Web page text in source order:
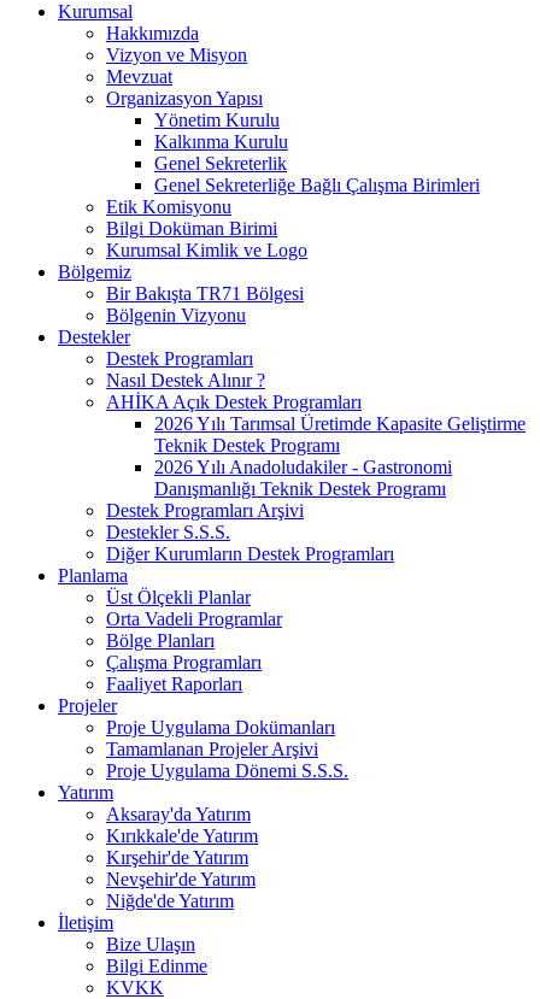
Kurumsal
Hakkımızda
Vizyon ve Misyon
Mevzuat
Organizasyon Yapısı
Yönetim Kurulu
Kalkınma Kurulu
Genel Sekreterlik
Genel Sekreterliğe Bağlı Çalışma Birimleri
Etik Komisyonu
Bilgi Doküman Birimi
Kurumsal Kimlik ve Logo
Bölgemiz
Bir Bakışta TR71 Bölgesi
Bölgenin Vizyonu
Destekler
Destek Programları
Nasıl Destek Alınır ?
AHİKA Açık Destek Programları
2026 Yılı Tarımsal Üretimde Kapasite Geliştirme
Teknik Destek Programı
2026 Yılı Anadoludakiler - Gastronomi
Danışmanlığı Teknik Destek Programı
Destek Programları Arşivi
Destekler S.S.S.
Diğer Kurumların Destek Programları
Planlama
Üst Ölçekli Planlar
Orta Vadeli Programlar
Bölge Planları
Çalışma Programları
Faaliyet Raporları
Projeler
Proje Uygulama Dokümanları
Tamamlanan Projeler Arşivi
Proje Uygulama Dönemi S.S.S.
Yatırım
Aksaray'da Yatırım
Kırıkkale'de Yatırım
Kırşehir'de Yatırım
Nevşehir'de Yatırım
Niğde'de Yatırım
İletişim
Bize Ulaşın
Bilgi Edinme
KVKK